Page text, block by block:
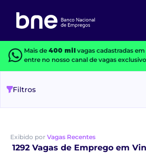
Mais de 400 milvagas cadastradas
entre no nosso canal de vagas
Filtros
Exibido por Vagas Recentes
1292 Vagas de Emprego em